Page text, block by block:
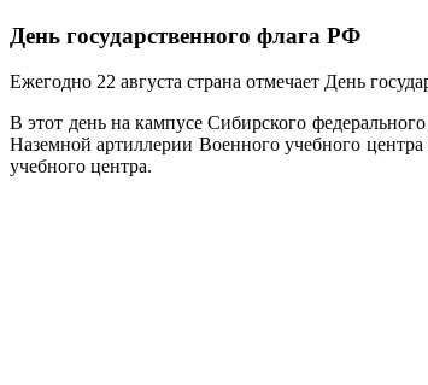
День государственного флага РФ
Ежегодно 22 августа страна отмечает День
В этот день на кампусе Сибирского
Наземной артиллерии Военного учебного
учебного центра.